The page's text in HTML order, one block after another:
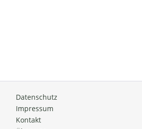
Datenschutz
Impressum
Kontakt